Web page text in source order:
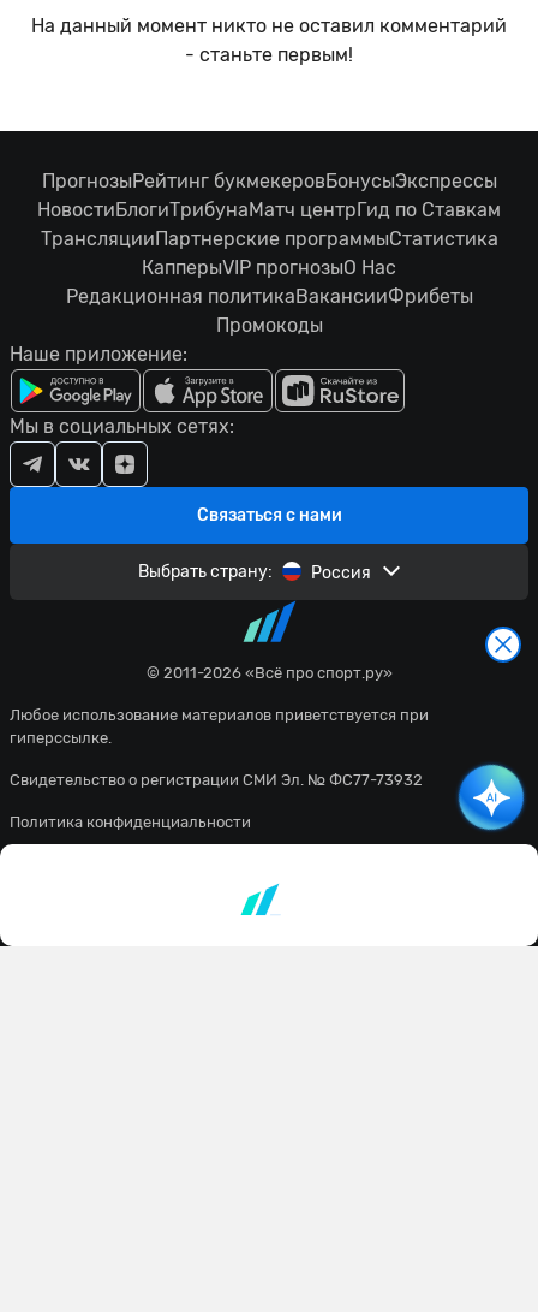
На данный момент никто не оставил комментарий
- станьте первым!
© 2011-2026 «Всё про спорт.ру»
Любое использование материалов приветствуется при
гиперссылке.
Свидетельство о регистрации СМИ Эл. № ФС77-73932
Политика конфиденциальности
ПрогнозыРейтинг букмекеровБонусыЭкспрессы
НовостиБлогиТрибунаМатч центрГид по Ставкам
ТрансляцииПартнерские программыСтатистика
КапперыVIP прогнозыО Нас
Редакционная политикаВакансииФрибеты
Промокоды
Наше приложение:
Связаться с нами
Мы в социальных сетях:
Выбрать страну: Россия
Все материалы сайта доступны по лицензии
(создателя) произведения (материала) и стороны атрибуции,